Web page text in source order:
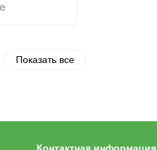
Показать все